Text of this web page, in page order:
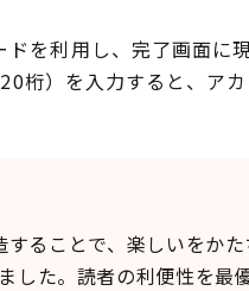
を利用し、完了画面に
桁）を入力すると、ア
ることで、楽しいをか
した。読者の利便性を